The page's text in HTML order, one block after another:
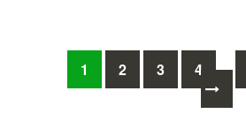
1 2 3 4 …